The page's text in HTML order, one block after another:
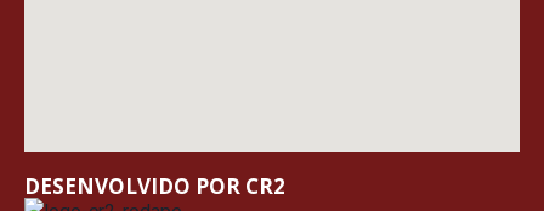
DESENVOLVIDO POR CR2